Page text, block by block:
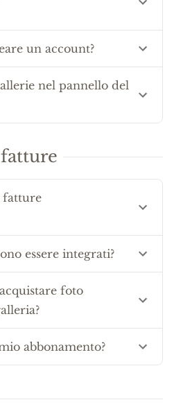
un account?
nel pannello del
fatture
essere integrati?
foto
abbonamento?